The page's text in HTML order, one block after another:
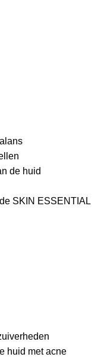
de huid
SKIN ESSENTIAL
huid met acne